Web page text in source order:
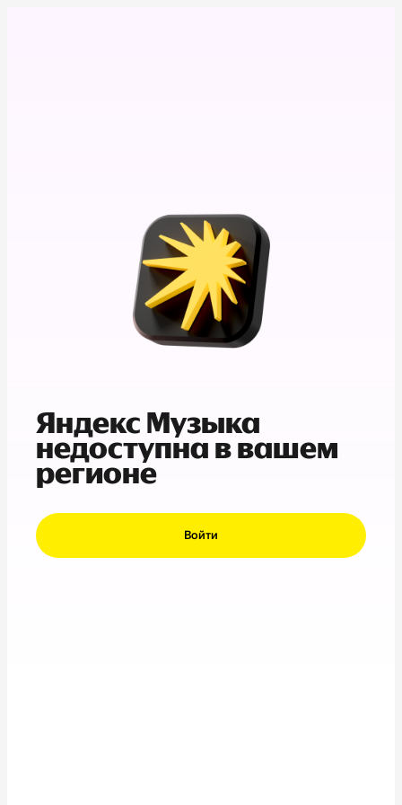
Яндекс Музыка
недоступна в вашем
регионе
Войти